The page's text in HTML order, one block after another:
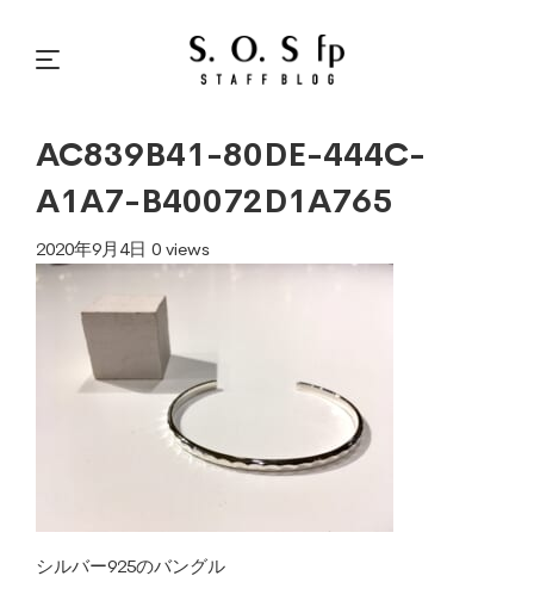
AC839B41-80DE-444C-
A1A7-B40072D1A765
2020年9月4日 0 views
シルバー925のバングル